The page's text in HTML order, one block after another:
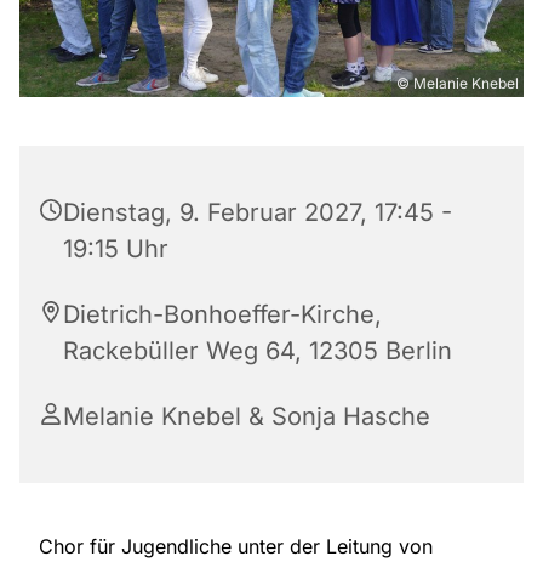
© Melanie Knebel
Dienstag, 9. Februar 2027, 17:45 -
19:15 Uhr
Dietrich-Bonhoeffer-Kirche,
Rackebüller Weg 64, 12305 Berlin
Melanie Knebel & Sonja Hasche
Chor für Jugendliche unter der Leitung von